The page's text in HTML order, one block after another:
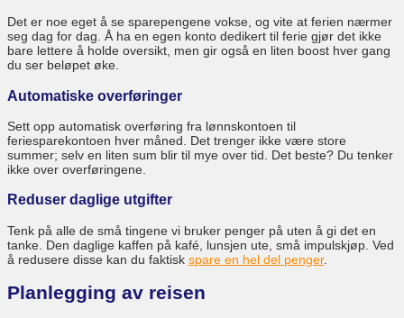
Det er noe eget å se sparepengene vokse, og vite at ferien nærmer
seg dag for dag. Å ha en egen konto dedikert til ferie gjør det ikke
bare lettere å holde oversikt, men gir også en liten boost hver gang
du ser beløpet øke.
Automatiske overføringer
Sett opp automatisk overføring fra lønnskontoen til
feriesparekontoen hver måned. Det trenger ikke være store
summer; selv en liten sum blir til mye over tid. Det beste? Du tenker
ikke over overføringene.
Reduser daglige utgifter
Tenk på alle de små tingene vi bruker penger på uten å gi det en
tanke. Den daglige kaffen på kafé, lunsjen ute, små impulskjøp. Ved
å redusere disse kan du faktisk spare en hel del penger.
Planlegging av reisen